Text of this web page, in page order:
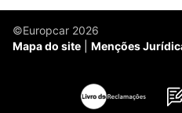
©Europcar 2026
Mapa do site
Menções